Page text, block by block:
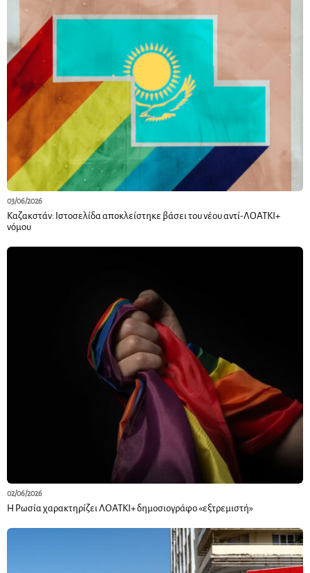
03/06/2026
Καζακστάν: Ιστοσελίδα αποκλείστηκε βάσει του νέου αντί-ΛΟΑΤΚΙ+
νόμου
02/06/2026
Η Ρωσία χαρακτηρίζει ΛΟΑΤΚΙ+ δημοσιογράφο «εξτρεμιστή»